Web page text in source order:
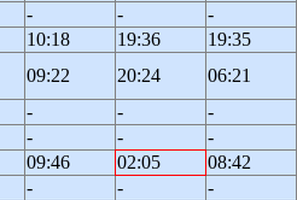
- - -
10:18 19:36 19:35
09:22 20:24 06:21
- - -
- - -
09:46 02:05 08:42
- - -